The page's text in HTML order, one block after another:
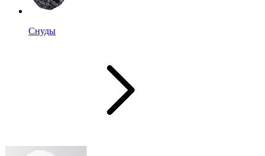
Снуды